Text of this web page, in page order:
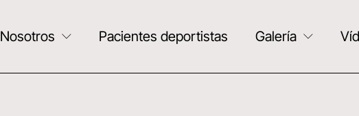
Nosotros Pacientes deportistas Galería